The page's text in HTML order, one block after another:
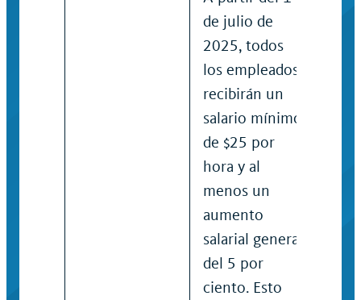
de julio de
2025, todos
los empleados
recibirán un
salario mínimo
de $25 por
hora y al
menos un
aumento
salarial general
del 5 por
ciento. Esto